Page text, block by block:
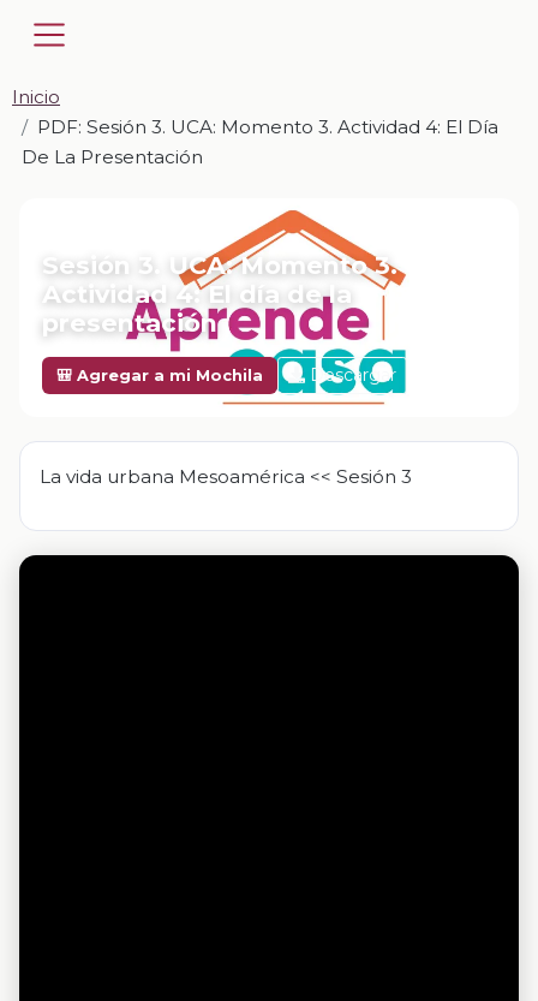
Inicio
PDF: Sesión 3. UCA: Momento 3. Actividad 4: El Día
De La Presentación
Sesión 3. UCA: Momento 3.
Actividad 4: El día de la
presentación
🎒 Agregar a mi Mochila Descargar
La vida urbana Mesoamérica << Sesión 3